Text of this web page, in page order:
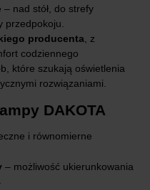
nad stół, do strefy
przedpokoju.
producenta , z
codziennego
które szukają oświetlenia
rozwiązaniami.
DAKOTA
i równomierne
– możliwość ukierunkowania